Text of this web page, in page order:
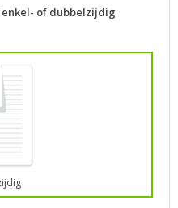
of dubbelzijdig